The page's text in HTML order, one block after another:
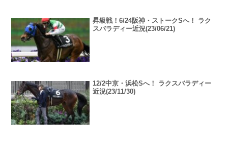
昇級戦！6/24阪神・ストークSへ！ ラク
スバラディー近況(23/06/21)
12/2中京・浜松Sへ！ ラクスバラディー
近況(23/11/30)